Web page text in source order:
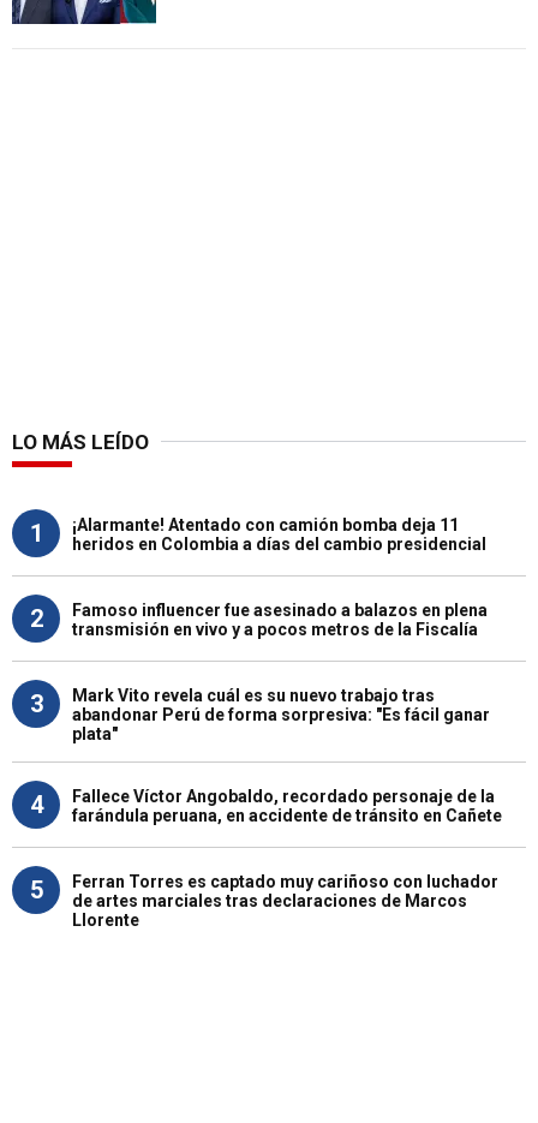
LO MÁS LEÍDO
1
¡Alarmante! Atentado con camión bomba deja 11
heridos en Colombia a días del cambio presidencial
2
Famoso influencer fue asesinado a balazos en plena
transmisión en vivo y a pocos metros de la Fiscalía
3
Mark Vito revela cuál es su nuevo trabajo tras
abandonar Perú de forma sorpresiva: "Es fácil ganar
plata"
4
Fallece Víctor Angobaldo, recordado personaje de la
farándula peruana, en accidente de tránsito en Cañete
5
Ferran Torres es captado muy cariñoso con luchador
de artes marciales tras declaraciones de Marcos
Llorente